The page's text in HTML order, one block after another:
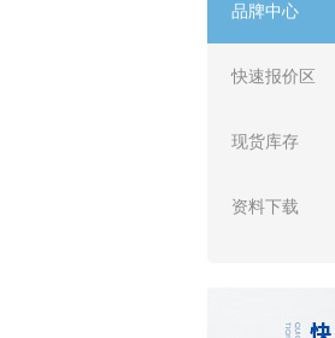
品牌中心
快速报价区
现货库存
资料下载